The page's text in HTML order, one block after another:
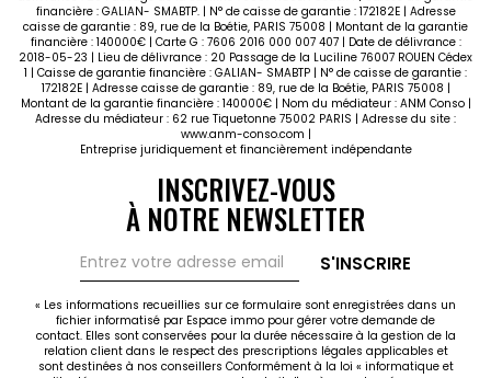
financière : GALIAN- SMABTP. | N° de caisse de garantie : 172182E | Adresse
caisse de garantie : 89, rue de la Boétie, PARIS 75008 | Montant de la garantie
financière : 140000€ | Carte G : 7606 2016 000 007 407 | Date de délivrance :
2018-05-23 | Lieu de délivrance : 20 Passage de la Luciline 76007 ROUEN Cédex
1 | Caisse de garantie financière : GALIAN- SMABTP | N° de caisse de garantie :
172182E | Adresse caisse de garantie : 89, rue de la Boétie, PARIS 75008 |
Montant de la garantie financière : 140000€ | Nom du médiateur : ANM Conso |
Adresse du médiateur : 62 rue Tiquetonne 75002 PARIS | Adresse du site :
www.anm-conso.com |
Entreprise juridiquement et financièrement indépendante
INSCRIVEZ-VOUS
À NOTRE NEWSLETTER
S'INSCRIRE
« Les informations recueillies sur ce formulaire sont enregistrées dans un
fichier informatisé par Espace immo pour gérer votre demande de
contact. Elles sont conservées pour la durée nécessaire à la gestion de la
relation client dans le respect des prescriptions légales applicables et
sont destinées à nos conseillers Conformément à la loi « informatique et